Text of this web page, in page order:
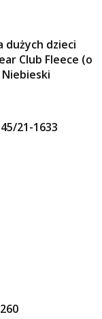
dużych dzieci
Club Fleece (o
21-1633